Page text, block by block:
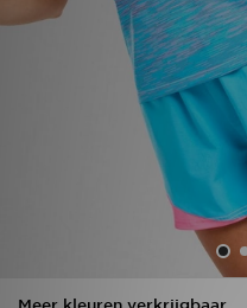
Bestelling traceren
Download de app